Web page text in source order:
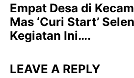
Empat Desa di
Mas ‘Curi Start’
Kegiatan Ini….
LEAVE A REPLY